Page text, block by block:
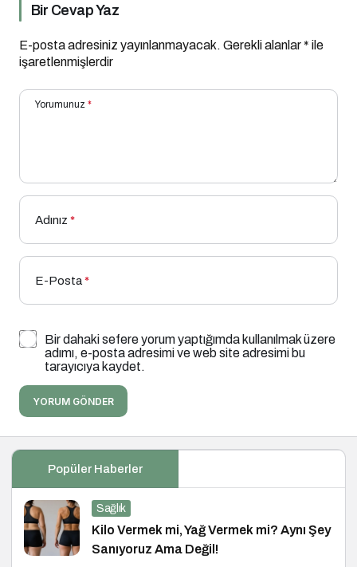
Bir Cevap Yaz
E-posta adresiniz yayınlanmayacak. Gerekli alanlar* ile
işaretlenmişlerdir
Yorumunuz *
Adınız *
E-Posta*
Bir dahaki sefere yorum yaptığımda kullanılmak üzere
adımı, e-posta adresimi ve web site adresimi bu
tarayıcıya kaydet.
YORUM GÖNDER
Popüler Haberler
Sağlık
Kilo Vermek mi, Yağ Vermek mi? Aynı Şey
Sanıyoruz Ama Değil!